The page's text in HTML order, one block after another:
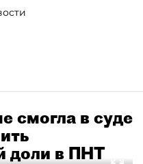
смогла в суде
доли в ПНТ